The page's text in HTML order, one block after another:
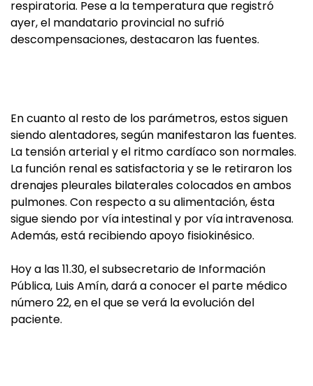
respiratoria. Pese a la temperatura que registró
ayer, el mandatario provincial no sufrió
descompensaciones, destacaron las fuentes.
En cuanto al resto de los parámetros, estos siguen
siendo alentadores, según manifestaron las fuentes.
La tensión arterial y el ritmo cardíaco son normales.
La función renal es satisfactoria y se le retiraron los
drenajes pleurales bilaterales colocados en ambos
pulmones. Con respecto a su alimentación, ésta
sigue siendo por vía intestinal y por vía intravenosa.
Además, está recibiendo apoyo fisiokinésico.
Hoy a las 11.30, el subsecretario de Información
Pública, Luis Amín, dará a conocer el parte médico
número 22, en el que se verá la evolución del
paciente.